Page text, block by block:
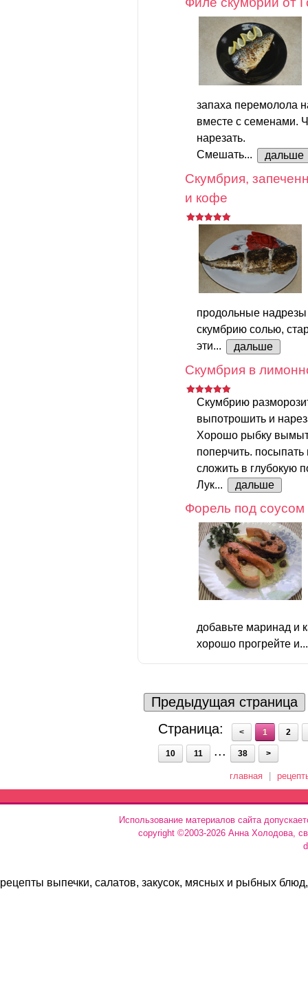
запаха перемолола
вместе с семенами.
нарезать.
Смешать...
дальше
Скумбрия,
и кофе
продольные надрезы
скумбрию солью,
эти...
дальше
Скумбрия в
Скумбрию
выпотрошить и
Хорошо рыбку
поперчить.
сложить в глубокую
Лук...
дальше
Форель под соусом
добавьте маринад и
хорошо прогрейте
Предыдущая страница
Страница:
< 1 2
10 11 ... 38 >
главная
Использование материалов сайта
copyright ©2003-2026 Анна Холодова,
рецепты выпечки, салатов, закусок, мясных и рыбных